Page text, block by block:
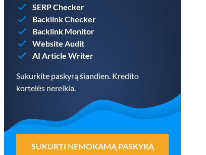
SERP Checker
Backlink Checker
Backlink Monitor
Website Audit
AI Article Writer
Sukurkite paskyrą šiandien. Kredito
kortelės nereikia.
SUKURTI NEMOKAMĄ PASKYRĄ